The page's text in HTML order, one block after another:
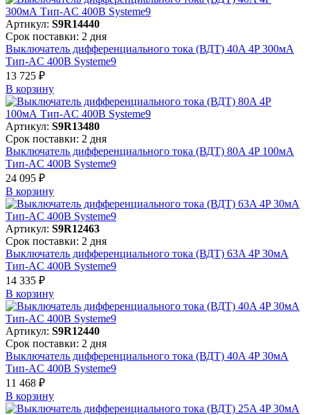
Артикул: S9R14440
Срок поставки: 2 дня
Выключатель дифференциального тока (ВДТ) 40A 4P 300мА
Тип-AC 400В Systeme9
13 725 ₽
В корзинy
Артикул: S9R13480
Срок поставки: 2 дня
Выключатель дифференциального тока (ВДТ) 80A 4P 100мА
Тип-AC 400В Systeme9
24 095 ₽
В корзинy
Артикул: S9R12463
Срок поставки: 2 дня
Выключатель дифференциального тока (ВДТ) 63A 4P 30мА
Тип-AC 400В Systeme9
14 335 ₽
В корзинy
Артикул: S9R12440
Срок поставки: 2 дня
Выключатель дифференциального тока (ВДТ) 40A 4P 30мА
Тип-AC 400В Systeme9
11 468 ₽
В корзинy